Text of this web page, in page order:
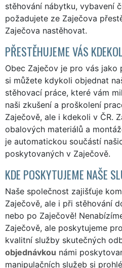
stěhování nábytku, vybavení
požadujete ze Zaječova
Zaječova nastěhovat.
PŘESTĚHUJEME VÁS
Obec Zaječov je pro vás
si můžete kdykoli objednat
stěhovací práce, které vám
naši zkušení a proškolení
Zaječově, ale i kdekoli v ČR.
obalových materiálů a
je automatickou součástí
poskytovaných v Zaječově.
KDE POSKYTUJEME NAŠE
Naše společnost zajišťuje
Zaječově, ale i při stěhování
nebo po Zaječově!
Zaječově, ale poskytujeme
kvalitní služby skutečných
objednávkou námi
manipulačních služeb si